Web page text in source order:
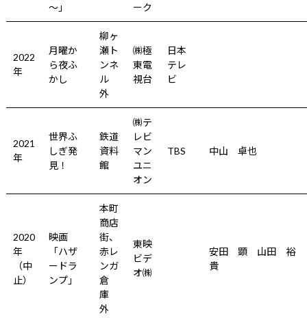
～」
ーク
2022
年
月曜か
ら夜ふ
かし
柳ヶ
瀬ト
ンネ
ル
外
㈱極
東電
視台
日本
テレ
ビ
2021
年
世界ふ
しぎ発
見！
鉄道
資料
館
㈱テ
レビ
マン
ユニ
オン
TBS 中山 卓也
2020
年
（中
止）
映画
「ハザ
ードラ
ンプ」
本町
商店
街、
赤レ
ンガ
倉
庫
外
東映
ビデ
オ㈱
安田 顕 山田 裕
貴